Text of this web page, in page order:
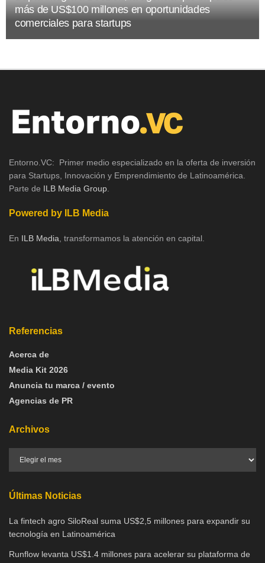
más de US$100 millones en oportunidades
comerciales para startups
Entorno.VC: Primer medio especializado en la oferta de inversión
para Startups, Innovación y Emprendimiento de Latinoamérica.
Parte de ILB Media Group.
Powered by ILB Media
En ILB Media, transformamos la atención en capital.
Referencias
Acerca de
Media Kit 2026
Anuncia tu marca / evento
Agencias de PR
Archivos
Últimas Noticias
La fintech agro SiloReal suma US$2,5 millones para expandir su
tecnología en Latinoamérica
Runflow levanta US$1.4 millones para acelerar su plataforma de